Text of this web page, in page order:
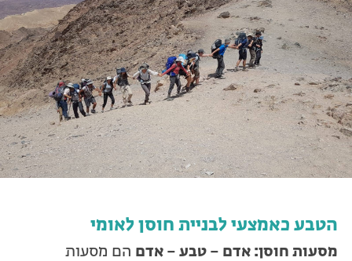
הזמינו פעילויות וטיולים מודרכים
בתי ספר שדה
טיולים למבוגרים: ארץ אהבתי
מחנות קיץ
המגזין – כל מה שקורה בטבע
מחנות קיץ
ארץ אהבתי – קבוצות טיולים למבוגרים
הטבע כאמצעי לבניית חוסן לאומי
מסעות חוסן: אדם – טבע – אדם הם מסעות